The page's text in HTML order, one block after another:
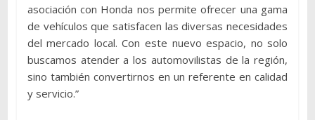
asociación con Honda nos permite ofrecer una gama
de vehículos que satisfacen las diversas necesidades
del mercado local. Con este nuevo espacio, no solo
buscamos atender a los automovilistas de la región,
sino también convertirnos en un referente en calidad
y servicio.”